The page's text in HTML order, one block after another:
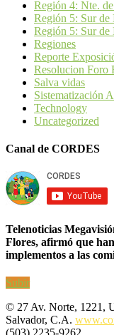
Región 4: Nte.
Región 5: Sur de
Región 5: Sur de
Regiones
Reporte
Resolucion Foro
Salva vidas
Sistematización
Technology
Uncategorized
Canal de CORDES
Telenoticias
Flores, afirmó que
implementos a las
Subir
© 27 Av. Norte, 1221,
Salvador, C.A.